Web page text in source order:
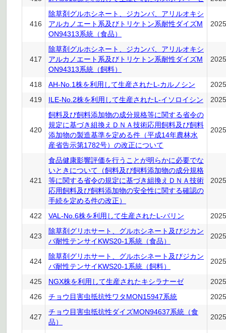
416
除草剤グルホシネート、ジカンバ、アリルオキシ
アルカノエート系及びトリケトン系耐性ダイズM
ON94313系統（食品）
417
除草剤グルホシネート、ジカンバ、アリルオキシ
アルカノエート系及びトリケトン系耐性ダイズM
ON94313系統（飼料）
418 AH-No.1株を利用して生産されたL-カルノシン
419
ILE-No.2株を利用して生産されたL-イソロイシン
420
飼料及び飼料添加物の成分規格等に関する省令の
規定に基づき組換えＤＮＡ技術応用飼料及び飼料
添加物の製造基準を定める件（平成14年農林水
産省告示第1782号）の改正について
421
食品健康影響評価を行うことが明らかに必要でな
いときについて（飼料及び飼料添加物の成分規格
等に関する省令の規定に基づき組換えＤＮＡ技術
応用飼料及び飼料添加物の安全性に関する確認の
手続を定める件の改正）
422 VAL-No.6株を利用して生産されたL-バリン
423
除草剤グリホサート、グルホシネート及びジカン
バ耐性テンサイKWS20-1系統（食品）
424
除草剤グリホサート、グルホシネート及びジカン
バ耐性テンサイKWS20-1系統（飼料）
425 NGX株を利用して生産されたキシラナーゼ
426
チョウ目害虫抵抗性ワタMON15947系統
427
チョウ目害虫抵抗性ダイズMON94637系統（食
品）